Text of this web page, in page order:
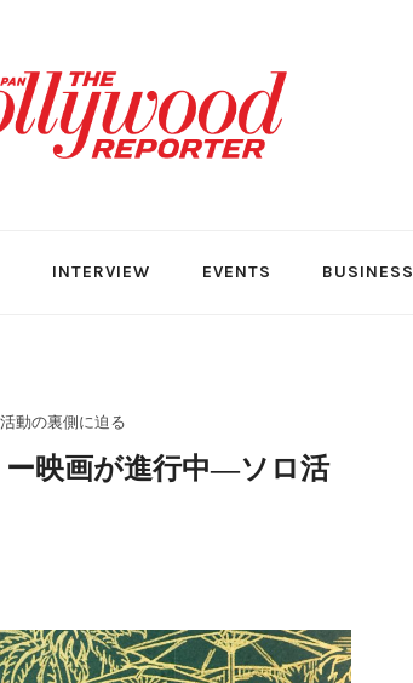
INTERVIEW EVENTS BUSINESS
動の裏側に迫る
映画が進行中―ソロ活